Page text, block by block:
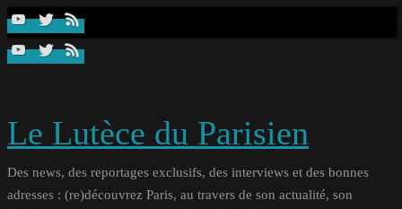
Passer
contenu
Le Lutèce du Parisien
Des news, des reportages exclusifs, des interviews et des bonnes
adresses : (re)découvrez Paris, au travers de son actualité, son